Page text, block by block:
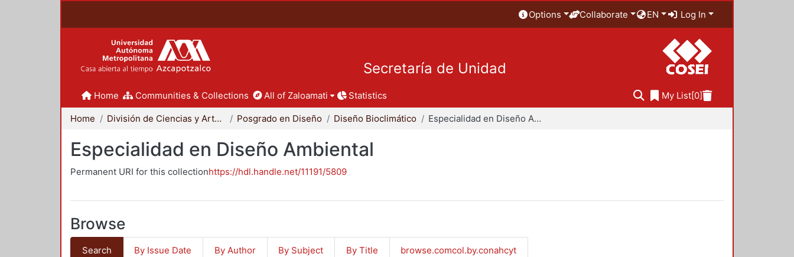
Options Collaborate EN Log In
Secretaría de Unidad
Home Communities & Collections All of Zaloamati Statistics My List[0]
Home División de Ciencias y Artes para el Diseño Posgrado en Diseño Diseño Bioclimático Especialidad en Diseño Ambiental
Especialidad en Diseño Ambiental
Permanent URI for this collectionhttps://hdl.handle.net/11191/5809
Browse
Search By Issue Date By Author By Subject By Title browse.comcol.by.conahcyt